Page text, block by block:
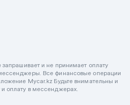
и не принимает оплату
Все финансовые операции
Mycar.kz Будьте внимательны и
оплату в мессенджерах.